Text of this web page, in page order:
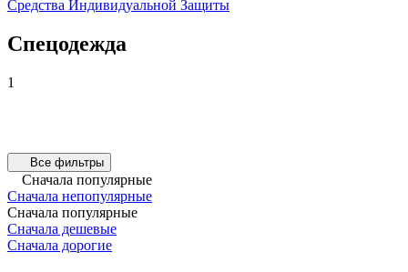
Средства Индивидуальной Защиты
Спецодежда
1
Все фильтры
Сначала популярные
Сначала непопулярные
Сначала популярные
Сначала дешевые
Сначала дорогие